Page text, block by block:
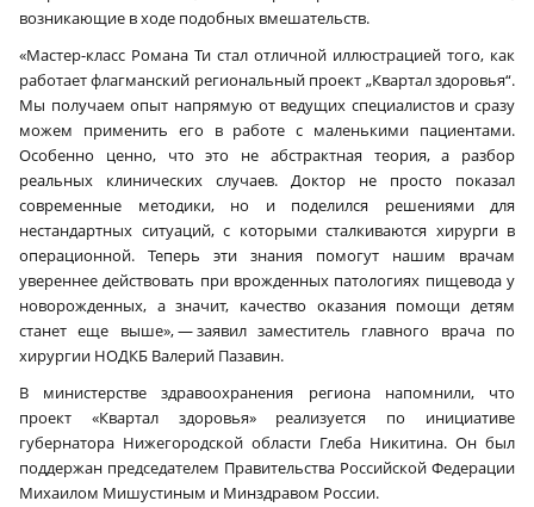
возникающие в ходе подобных вмешательств.
«Мастер-класс Романа Ти стал отличной иллюстрацией того, как
работает флагманский региональный проект „Квартал здоровья“.
Мы получаем опыт напрямую от ведущих специалистов и сразу
можем применить его в работе с маленькими пациентами.
Особенно ценно, что это не абстрактная теория, а разбор
реальных клинических случаев. Доктор не просто показал
современные методики, но и поделился решениями для
нестандартных ситуаций, с которыми сталкиваются хирурги в
операционной. Теперь эти знания помогут нашим врачам
увереннее действовать при врожденных патологиях пищевода у
новорожденных, а значит, качество оказания помощи детям
станет еще выше», — заявил заместитель главного врача по
хирургии НОДКБ Валерий Пазавин.
В министерстве здравоохранения региона напомнили, что
проект «Квартал здоровья» реализуется по инициативе
губернатора Нижегородской области Глеба Никитина. Он был
поддержан председателем Правительства Российской Федерации
Михаилом Мишустиным и Минздравом России.